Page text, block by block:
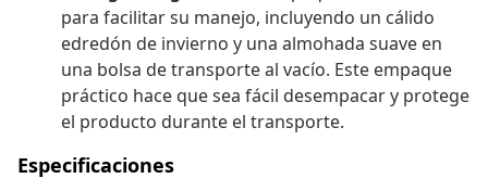
para facilitar su manejo, incluyendo un cálido
edredón de invierno y una almohada suave en
una bolsa de transporte al vacío. Este empaque
práctico hace que sea fácil desempacar y protege
el producto durante el transporte.
Especificaciones